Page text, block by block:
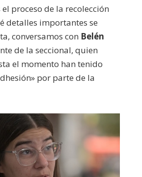
el proceso de la recolección
detalles importantes se
conversamos con Belén
de la seccional, quien
el momento han tenido
por parte de la